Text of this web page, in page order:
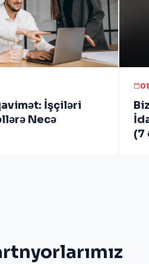
İşçiləri
Necə
(7